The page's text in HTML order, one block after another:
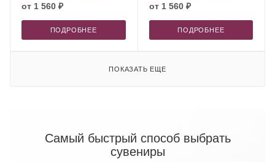
от 1 560 ₽
ПОДРОБНЕЕ
от 1 560 ₽
ПОДРОБНЕЕ
ПОКАЗАТЬ ЕЩЕ
Самый быстрый способ выбрать
сувениры